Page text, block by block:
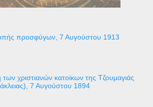
προσφύγων, 7 Αυγούστου 1913
των χριστιανών κατοίκων της Τζουμαγιάς
7 Αυγούστου 1894